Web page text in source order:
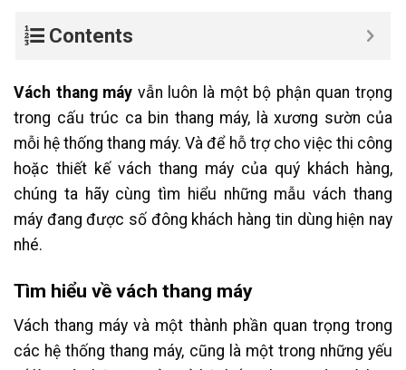
Contents
Vách thang máy vẫn luôn là một bộ phận quan trọng
trong cấu trúc ca bin thang máy, là xương sườn của
mỗi hệ thống thang máy. Và để hỗ trợ cho việc thi công
hoặc thiết kế vách thang máy của quý khách hàng,
chúng ta hãy cùng tìm hiểu những mẫu vách thang
máy đang được số đông khách hàng tin dùng hiện nay
nhé.
Tìm hiểu về vách thang máy
Vách thang máy và một thành phần quan trọng trong
các hệ thống thang máy, cũng là một trong những yếu